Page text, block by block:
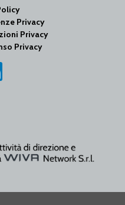
Privacy
Privacy
Privacy